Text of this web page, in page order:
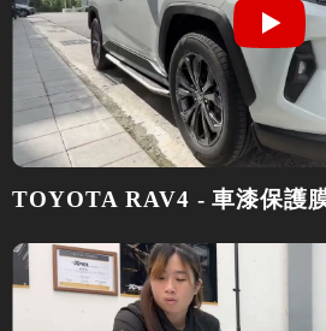
TOYOTA RAV4 - 車漆保護